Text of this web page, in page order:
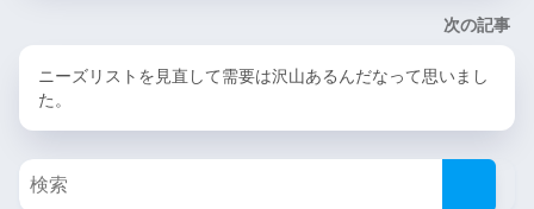
次の記事
ニーズリストを見直して需要は沢山あるんだなって思いまし
た。